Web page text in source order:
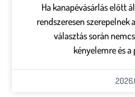
Ha kanapévásárlás előtt
rendszeresen szerepelnek
választás során
kényelemre és a